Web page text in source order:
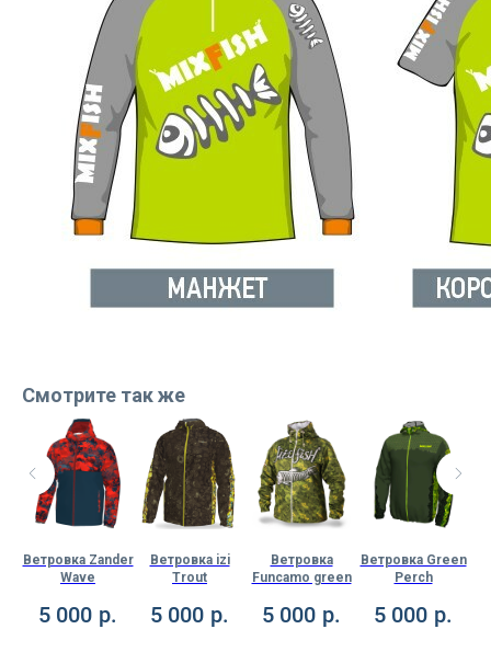
Смотрите так же
Ветровка Zander
Wave
5 000 р.
Ветровка izi
Trout
5 000 р.
Ветровка
Funcamo green
5 000 р.
Ветровка Green
Perch
5 000 р.